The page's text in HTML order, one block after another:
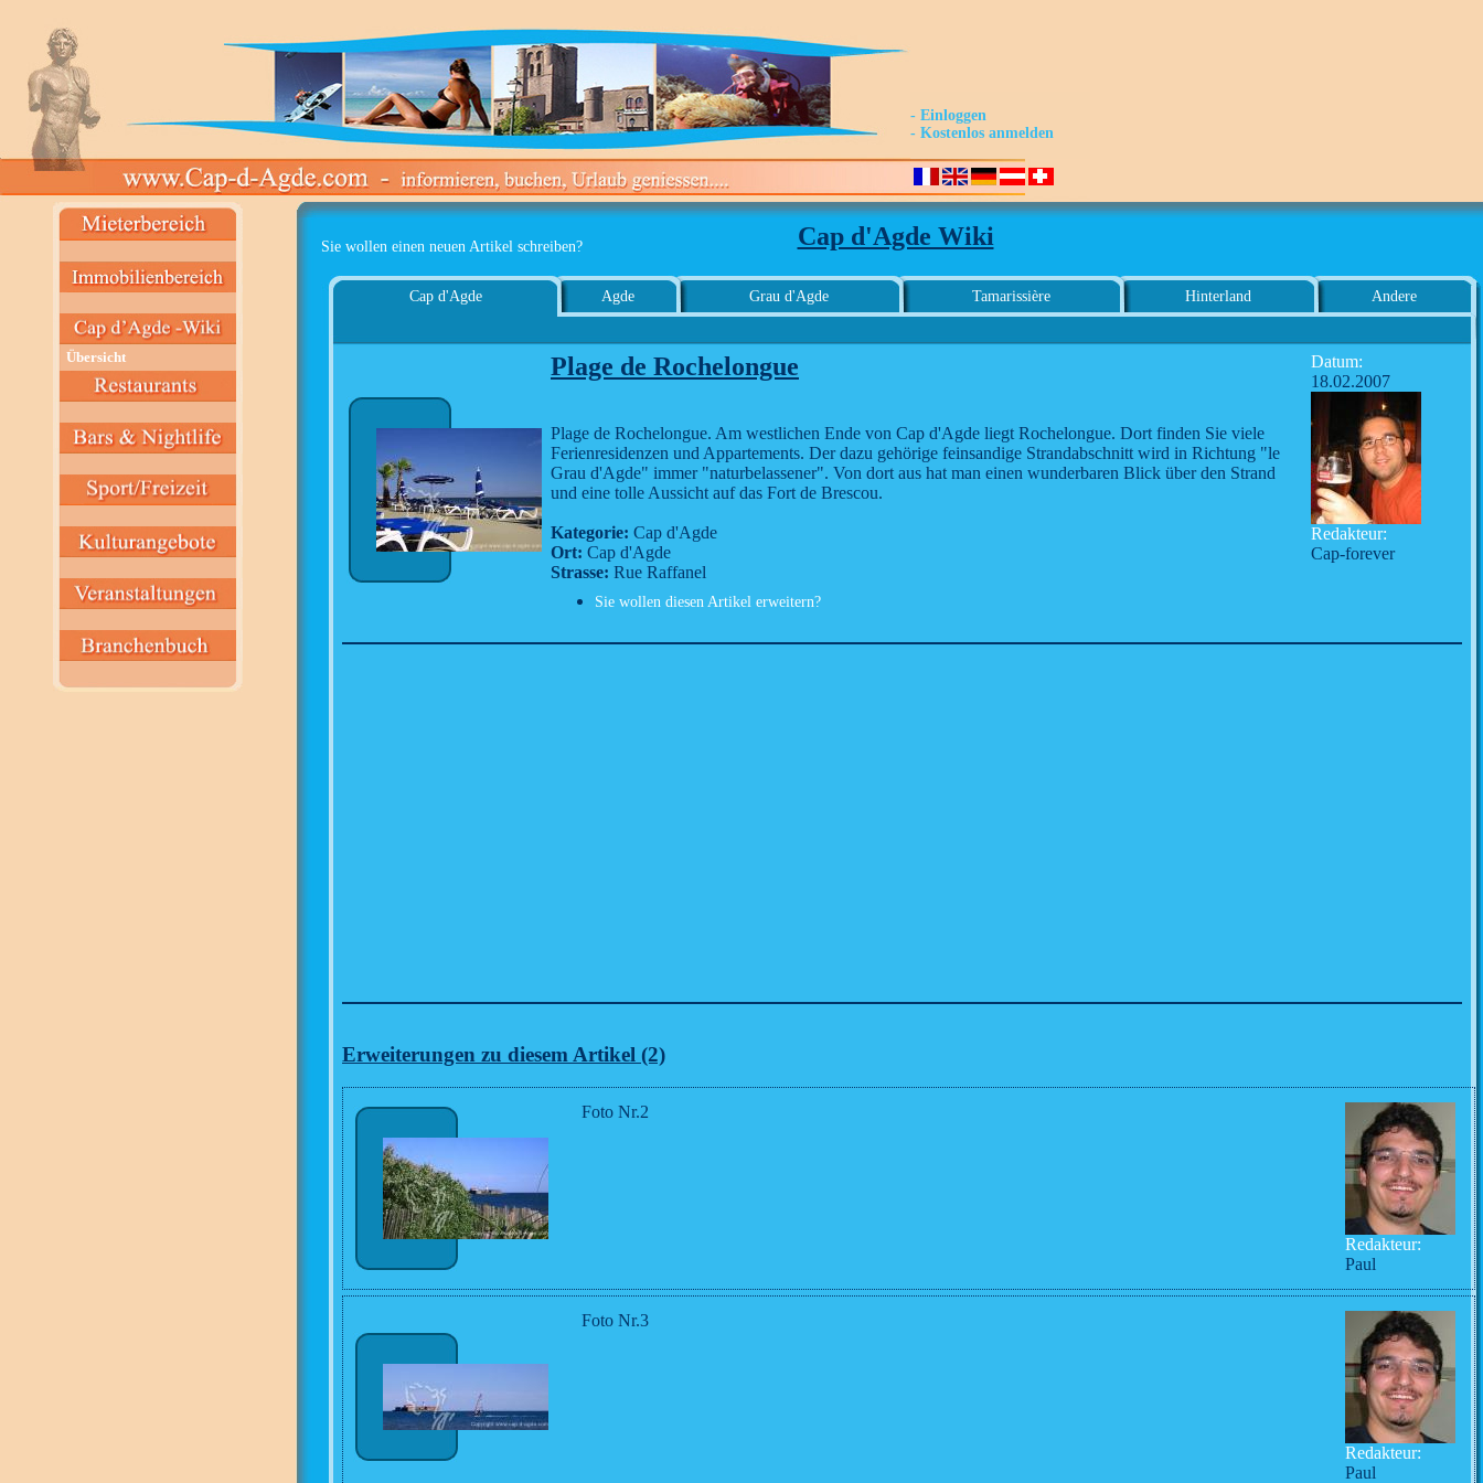
- Einloggen
- Kostenlos anmelden
Übersicht
Sie wollen einen neuen Artikel schreiben? Cap d'Agde Wiki
Cap d'Agde Agde Grau d'Agde Tamarissière Hinterland Andere
Plage de Rochelongue
Plage de Rochelongue. Am westlichen Ende von Cap d'Agde liegt Rochelongue. Dort finden Sie viele
Ferienresidenzen und Appartements. Der dazu gehörige feinsandige Strandabschnitt wird in Richtung "le
Grau d'Agde" immer "naturbelassener". Von dort aus hat man einen wunderbaren Blick über den Strand
und eine tolle Aussicht auf das Fort de Brescou.
Kategorie: Cap d'Agde
Ort: Cap d'Agde
Strasse: Rue Raffanel
Datum:
18.02.2007
Redakteur:
Cap-forever
Sie wollen diesen Artikel erweitern?
Erweiterungen zu diesem Artikel (2)
Foto Nr.2
Redakteur:
Paul
Foto Nr.3
Redakteur:
Paul